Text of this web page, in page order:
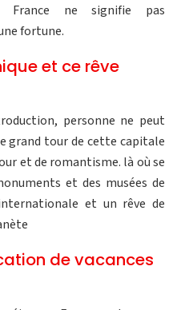
ne signifie pas
fortune.
et ce rêve
personne ne peut
grand tour de cette capitale
et de romantisme. là où se
et des musées de
et un rêve de
de vacances